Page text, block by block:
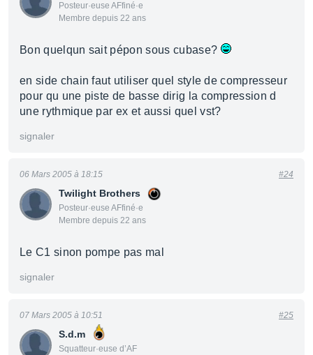
Posteur·euse AFfiné·e
Membre depuis 22 ans
Bon quelqun sait pépon sous cubase?
en side chain faut utiliser quel style de compresseur
pour qu une piste de basse dirig la compression d
une rythmique par ex et aussi quel vst?
signaler
Twilight Brothers
Posteur·euse AFfiné·e
Membre depuis 22 ans
06 Mars 2005 à 18:15 #24
Le C1 sinon pompe pas mal
signaler
S.d.m
Squatteur·euse d’AF
07 Mars 2005 à 10:51 #25